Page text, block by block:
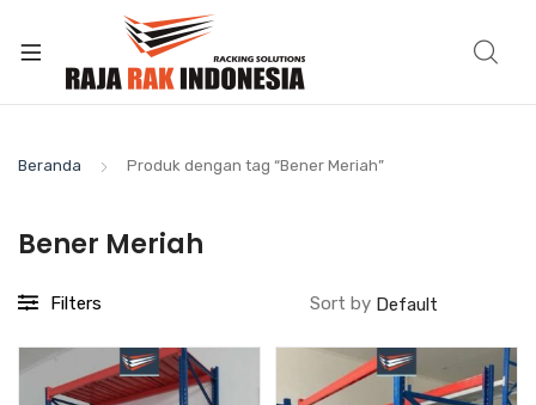
Beranda Produk dengan tag “Bener Meriah”
Bener Meriah
Filters Sort by